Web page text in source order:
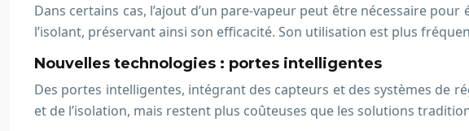
Dans certains cas, l’ajout d’un pare-vapeur peut être nécessaire
l’isolant, préservant ainsi son efficacité. Son utilisation est plus
Nouvelles technologies : portes intelligentes
Des portes intelligentes, intégrant des capteurs et des systèmes de
et de l’isolation, mais restent plus coûteuses que les solutions